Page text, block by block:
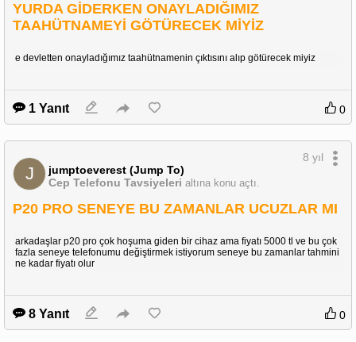
YURDA GİDERKEN ONAYLADIĞIMIZ
TAAHÜTNAMEYİ GÖTÜRECEK MİYİZ
e devletten onayladığımız taahütnamenin çıktısını alıp götürecek miyiz
1 Yanıt 0
J
jumptoeverest (Jump To)
Cep Telefonu Tavsiyeleri altına konu açtı.
8 yıl
P20 PRO SENEYE BU ZAMANLAR UCUZLAR MI
arkadaşlar p20 pro çok hoşuma giden bir cihaz ama fiyatı 5000 tl ve bu çok
fazla seneye telefonumu değiştirmek istiyorum seneye bu zamanlar tahmini
ne kadar fiyatı olur
8 Yanıt 0